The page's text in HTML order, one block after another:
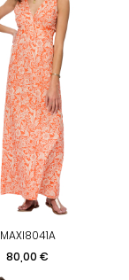
MAXI8041A
Prix
80,00 €